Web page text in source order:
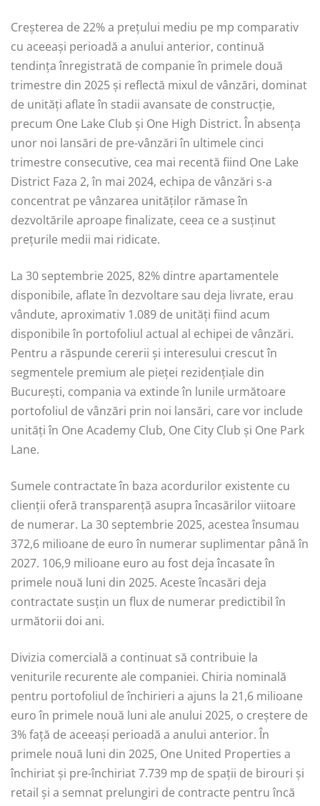
Creșterea de 22% a prețului mediu pe mp comparativ
cu aceeași perioadă a anului anterior, continuă
tendința înregistrată de companie în primele două
trimestre din 2025 și reflectă mixul de vânzări, dominat
de unități aflate în stadii avansate de construcție,
precum One Lake Club și One High District. În absența
unor noi lansări de pre-vânzări în ultimele cinci
trimestre consecutive, cea mai recentă fiind One Lake
District Faza 2, în mai 2024, echipa de vânzări s-a
concentrat pe vânzarea unităților rămase în
dezvoltările aproape finalizate, ceea ce a susținut
prețurile medii mai ridicate.
La 30 septembrie 2025, 82% dintre apartamentele
disponibile, aflate în dezvoltare sau deja livrate, erau
vândute, aproximativ 1.089 de unități fiind acum
disponibile în portofoliul actual al echipei de vânzări.
Pentru a răspunde cererii și interesului crescut în
segmentele premium ale pieței rezidențiale din
București, compania va extinde în lunile următoare
portofoliul de vânzări prin noi lansări, care vor include
unități în One Academy Club, One City Club și One Park
Lane.
Sumele contractate în baza acordurilor existente cu
clienții oferă transparență asupra încasărilor viitoare
de numerar. La 30 septembrie 2025, acestea însumau
372,6 milioane de euro în numerar suplimentar până în
2027. 106,9 milioane euro au fost deja încasate în
primele nouă luni din 2025. Aceste încasări deja
contractate susțin un flux de numerar predictibil în
următorii doi ani.
Divizia comercială a continuat să contribuie la
veniturile recurente ale companiei. Chiria nominală
pentru portofoliul de închirieri a ajuns la 21,6 milioane
euro în primele nouă luni ale anului 2025, o creștere de
3% față de aceeași perioadă a anului anterior. În
primele nouă luni din 2025, One United Properties a
închiriat și pre-închiriat 7.739 mp de spații de birouri și
retail și a semnat prelungiri de contracte pentru încă